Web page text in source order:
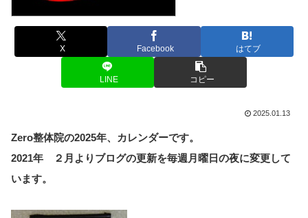
X Facebook はてブ
LINE コピー
2025.01.13
Zero整体院の2025年、カレンダーです。
2021年 ２月よりブログの更新を毎週月曜日の夜に変更して
います。